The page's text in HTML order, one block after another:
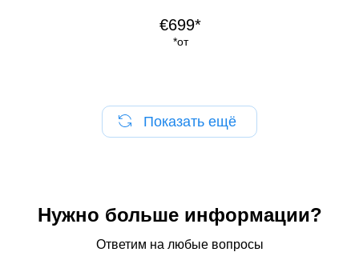
€699*
*от
Показать ещё
Нужно больше информации?
Ответим на любые вопросы